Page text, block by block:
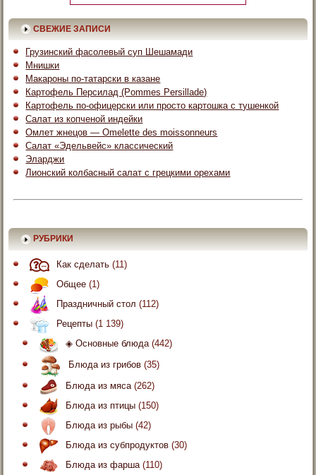
СВЕЖИЕ ЗАПИСИ
Грузинский фасолевый суп Шешамади
Мнишки
Макароны по-татарски в казане
Картофель Персилад (Pommes Persillade)
Картофель по-офицерски или просто картошка с тушенкой
Салат из копченой индейки
Омлет жнецов — Omelette des moissonneurs
Салат «Эдельвейс» классический
Эларджи
Лионский колбасный салат с грецкими орехами
РУБРИКИ
Как сделать (11)
Общее (1)
Праздничный стол (112)
Рецепты (1 139)
◈ Основные блюда(442)
Блюда из грибов (35)
Блюда из мяса(262)
Блюда из птицы (150)
Блюда из рыбы (42)
Блюда из субпродуктов (30)
Блюда из фарша(110)